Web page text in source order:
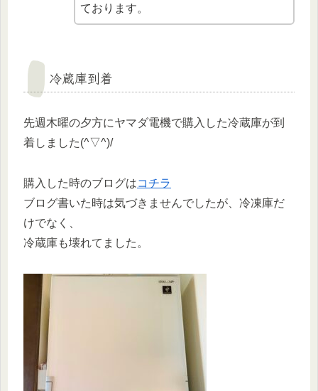
ております。
冷蔵庫到着
先週木曜の夕方にヤマダ電機で購入した冷蔵庫が到
着しました(^▽^)/
購入した時のブログはコチラ
ブログ書いた時は気づきませんでしたが、冷凍庫だ
けでなく、
冷蔵庫も壊れてました。